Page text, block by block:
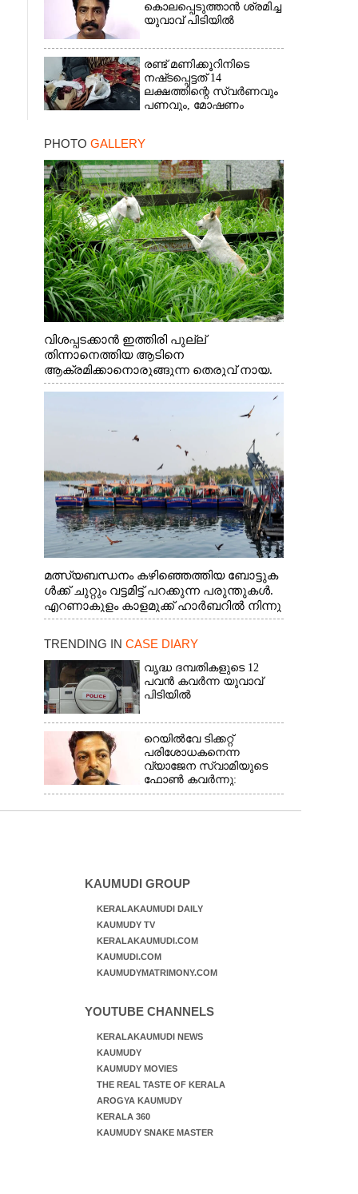
കൊലപ്പെടുത്താൻ ശ്രമിച്ച
യുവാവ് പിടിയിൽ
രണ്ട് മണിക്കൂറിനിടെ
നഷ്‌ടപ്പെട്ടത് 14
ലക്ഷത്തിന്റെ സ്വർണവും
പണവും, മോഷണം
PHOTO GALLERY
വിശപ്പടക്കാൻ ഇത്തിരി പുല്ല്
തിന്നാനെത്തിയ ആടിനെ
ആക്രമിക്കാനൊരുങ്ങുന്ന തെരുവ് നായ.
എറണാകുളം വാത്തുരുത്തിയിൽ നിന്നുള്ള
മത്സ്യബന്ധനം കഴിഞ്ഞെത്തിയ ബോട്ടുക
ൾക്ക് ചുറ്റും വട്ടമിട്ട് പറക്കുന്ന പരുന്തുകൾ.
എറണാകുളം കാളമുക്ക് ഹാർബറിൽ നിന്നു
ള്ള കാഴ്ച
TRENDING IN CASE DIARY
വൃദ്ധ ദമ്പതികളുടെ 12
പവൻ കവർന്ന യുവാവ്
പിടിയിൽ
റെയിൽവേ ടിക്കറ്റ്
പരിശോധകനെന്ന
വ്യാജേന സ്വാമിയുടെ
ഫോൺ കവർന്നു:
കൊച്ചിയിൽ പിടിയിലായത്
KAUMUDI GROUP
KERALAKAUMUDI DAILY
KAUMUDY TV
KERALAKAUMUDI.COM
KAUMUDI.COM
KAUMUDYMATRIMONY.COM
YOUTUBE CHANNELS
KERALAKAUMUDI NEWS
KAUMUDY
KAUMUDY MOVIES
THE REAL TASTE OF KERALA
AROGYA KAUMUDY
KERALA 360
KAUMUDY SNAKE MASTER